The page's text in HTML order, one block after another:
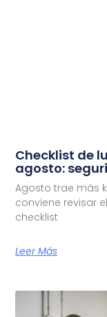
Checklist de
agosto:
Agosto trae más
conviene revisar
checklist
Leer Más